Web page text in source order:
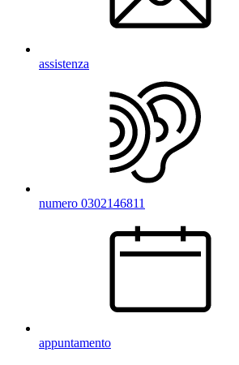
assistenza
numero 0302146811
appuntamento